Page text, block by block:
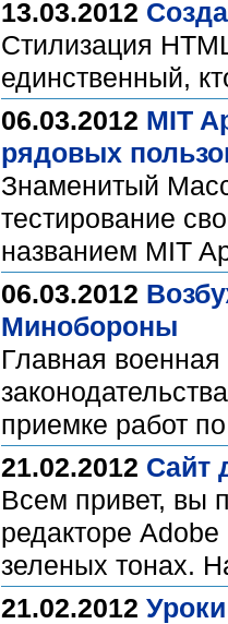
13.03.2012
Стилизация
единственный,
06.03.2012 MIT
рядовых
Знаменитый
тестирование
названием MIT
06.03.2012
Минобороны
Главная
приемке работ
21.02.2012 Сайт
Всем привет, вы
редакторе
зеленых тонах.
21.02.2012